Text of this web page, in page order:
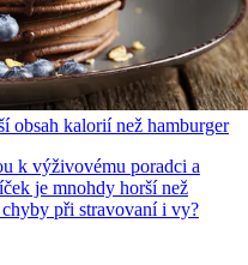
obsah kalorií než hamburger
k výživovému poradci a
je mnohdy horší než
při stravovaní i vy?